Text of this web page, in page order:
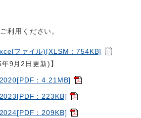
利用ください。
ファイル)[XLSM：754KB]
9月2日更新)】
：4.21MB]
：223KB]
：209KB]